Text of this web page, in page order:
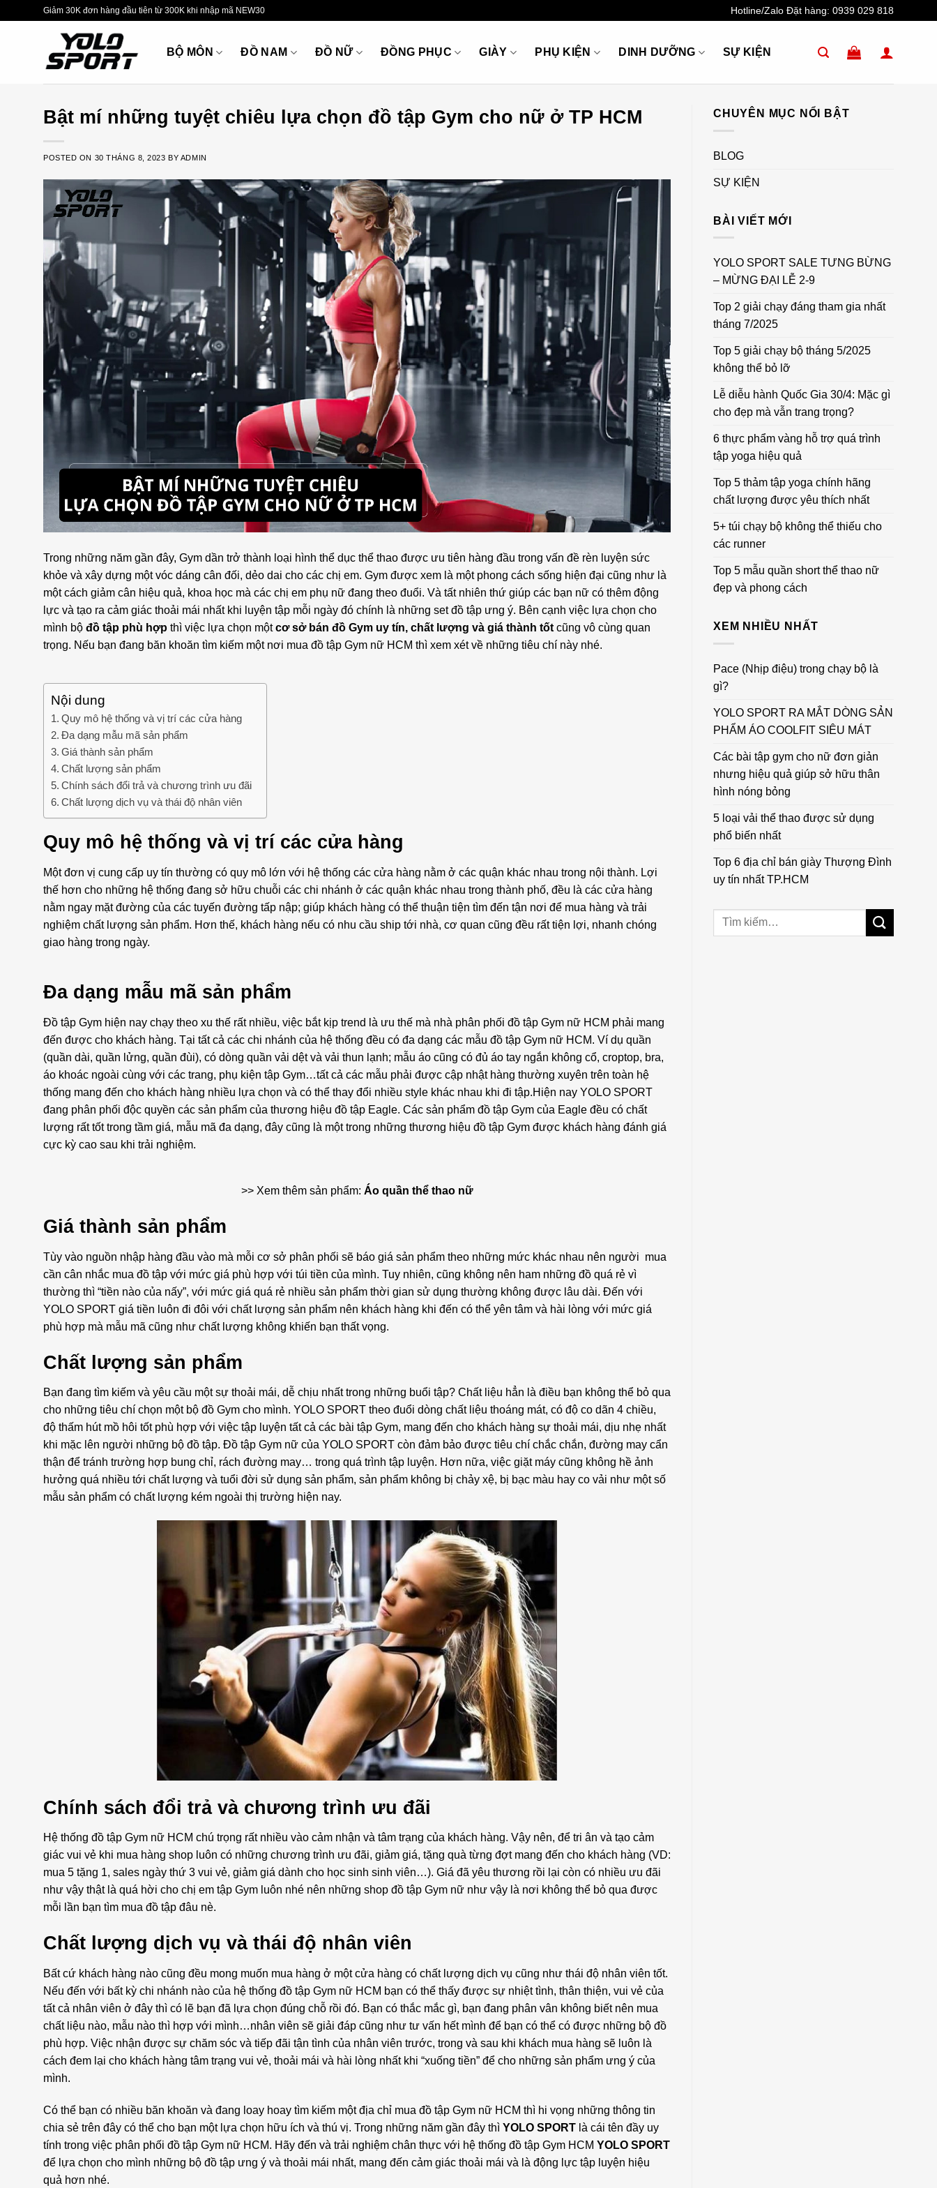
Giảm 30K đơn hàng đầu tiên từ 300K khi nhập mã NEW30 Hotline/Zalo Đặt hàng: 0939 029 818
BỘ MÔN ĐỒ NAM ĐỒ NỮ ĐỒNG PHỤC GIÀY PHỤ KIỆN DINH DƯỠNG SỰ KIỆN
Bật mí những tuyệt chiêu lựa chọn đồ tập Gym cho nữ ở TP HCM
POSTED ON 30 THÁNG 8, 2023 BY ADMIN
Trong những năm gần đây, Gym dần trở thành loại hình thể dục thể thao được ưu tiên hàng đầu trong vấn đề rèn luyện sức
khỏe và xây dựng một vóc dáng cân đối, dẻo dai cho các chị em. Gym được xem là một phong cách sống hiện đại cũng như là
một cách giảm cân hiệu quả, khoa học mà các chị em phụ nữ đang theo đuổi. Và tất nhiên thứ giúp các bạn nữ có thêm động
lực và tạo ra cảm giác thoải mái nhất khi luyện tập mỗi ngày đó chính là những set đồ tập ưng ý. Bên cạnh việc lựa chọn cho
mình bộ đồ tập phù hợp thì việc lựa chọn mộtcơ sở bán đồ Gym uy tín, chất lượng và giá thành tốtcũng vô cùng quan
trọng. Nếu bạn đang băn khoăn tìm kiếm một nơi mua đồ tập Gym nữ HCM thì xem xét về những tiêu chí này nhé.
Nội dung
Quy mô hệ thống và vị trí các cửa hàng
Đa dạng mẫu mã sản phẩm
Giá thành sản phẩm
Chất lượng sản phẩm
Chính sách đổi trả và chương trình ưu đãi
Chất lượng dịch vụ và thái độ nhân viên
Quy mô hệ thống và vị trí các cửa hàng
Một đơn vị cung cấp uy tín thường có quy mô lớn với hệ thống các cửa hàng nằm ở các quận khác nhau trong nội thành. Lợi
thế hơn cho những hệ thống đang sở hữu chuỗi các chi nhánh ở các quận khác nhau trong thành phố, đều là các cửa hàng
nằm ngay mặt đường của các tuyến đường tấp nập; giúp khách hàng có thể thuận tiện tìm đến tận nơi để mua hàng và trải
nghiệm chất lượng sản phẩm. Hơn thế, khách hàng nếu có nhu cầu ship tới nhà, cơ quan cũng đều rất tiện lợi, nhanh chóng
giao hàng trong ngày.
Đa dạng mẫu mã sản phẩm
Đồ tập Gym hiện nay chạy theo xu thế rất nhiều, việc bắt kịp trend là ưu thế mà nhà phân phối đồ tập Gym nữ HCM phải mang
đến được cho khách hàng. Tại tất cả các chi nhánh của hệ thống đều có đa dạng các mẫu đồ tập Gym nữ HCM. Ví dụ quần
(quần dài, quần lửng, quần đùi), có dòng quần vải dệt và vải thun lạnh; mẫu áo cũng có đủ áo tay ngắn không cổ, croptop, bra,
áo khoác ngoài cùng với các trang, phụ kiện tập Gym…tất cả các mẫu phải được cập nhật hàng thường xuyên trên toàn hệ
thống mang đến cho khách hàng nhiều lựa chọn và có thể thay đổi nhiều style khác nhau khi đi tập.Hiện nay YOLO SPORT
đang phân phối độc quyền các sản phẩm của thương hiệu đồ tập Eagle. Các sản phẩm đồ tập Gym của Eagle đều có chất
lượng rất tốt trong tầm giá, mẫu mã đa dạng, đây cũng là một trong những thương hiệu đồ tập Gym được khách hàng đánh giá
cực kỳ cao sau khi trải nghiệm.
>> Xem thêm sản phẩm: Áo quần thể thao nữ
Giá thành sản phẩm
Tùy vào nguồn nhập hàng đầu vào mà mỗi cơ sở phân phối sẽ báo giá sản phẩm theo những mức khác nhau nên người mua
cần cân nhắc mua đồ tập với mức giá phù hợp với túi tiền của mình. Tuy nhiên, cũng không nên ham những đồ quá rẻ vì
thường thì “tiền nào của nấy”, với mức giá quá rẻ nhiều sản phẩm thời gian sử dụng thường không được lâu dài. Đến với
YOLO SPORT giá tiền luôn đi đôi với chất lượng sản phẩm nên khách hàng khi đến có thể yên tâm và hài lòng với mức giá
phù hợp mà mẫu mã cũng như chất lượng không khiến bạn thất vọng.
Chất lượng sản phẩm
Bạn đang tìm kiếm và yêu cầu một sự thoải mái, dễ chịu nhất trong những buổi tập? Chất liệu hẳn là điều bạn không thể bỏ qua
cho những tiêu chí chọn một bộ đồ Gym cho mình. YOLO SPORT theo đuổi dòng chất liệu thoáng mát, có độ co dãn 4 chiều,
độ thấm hút mồ hôi tốt phù hợp với việc tập luyện tất cả các bài tập Gym, mang đến cho khách hàng sự thoải mái, dịu nhẹ nhất
khi mặc lên người những bộ đồ tập. Đồ tập Gym nữ của YOLO SPORT còn đảm bảo được tiêu chí chắc chắn, đường may cẩn
thận để tránh trường hợp bung chỉ, rách đường may… trong quá trình tập luyện. Hơn nữa, việc giặt máy cũng không hề ảnh
hưởng quá nhiều tới chất lượng và tuổi đời sử dụng sản phẩm, sản phẩm không bị chảy xệ, bị bạc màu hay co vải như một số
mẫu sản phẩm có chất lượng kém ngoài thị trường hiện nay.
Chính sách đổi trả và chương trình ưu đãi
Hệ thống đồ tập Gym nữ HCM chú trọng rất nhiều vào cảm nhận và tâm trạng của khách hàng. Vậy nên, để tri ân và tạo cảm
giác vui vẻ khi mua hàng shop luôn có những chương trình ưu đãi, giảm giá, tặng quà từng đợt mang đến cho khách hàng (VD:
mua 5 tặng 1, sales ngày thứ 3 vui vẻ, giảm giá dành cho học sinh sinh viên…). Giá đã yêu thương rồi lại còn có nhiều ưu đãi
như vậy thật là quá hời cho chị em tập Gym luôn nhé nên những shop đồ tập Gym nữ như vậy là nơi không thể bỏ qua được
mỗi lần bạn tìm mua đồ tập đâu nè.
Chất lượng dịch vụ và thái độ nhân viên
Bất cứ khách hàng nào cũng đều mong muốn mua hàng ở một cửa hàng có chất lượng dịch vụ cũng như thái độ nhân viên tốt.
Nếu đến với bất kỳ chi nhánh nào của hệ thống đồ tập Gym nữ HCM bạn có thể thấy được sự nhiệt tình, thân thiện, vui vẻ của
tất cả nhân viên ở đây thì có lẽ bạn đã lựa chọn đúng chỗ rồi đó. Bạn có thắc mắc gì, bạn đang phân vân không biết nên mua
chất liệu nào, mẫu nào thì hợp với mình…nhân viên sẽ giải đáp cũng như tư vấn hết mình để bạn có thể có được những bộ đồ
phù hợp. Việc nhận được sự chăm sóc và tiếp đãi tận tình của nhân viên trước, trong và sau khi khách mua hàng sẽ luôn là
cách đem lại cho khách hàng tâm trạng vui vẻ, thoải mái và hài lòng nhất khi “xuống tiền” để cho những sản phẩm ưng ý của
mình.
Có thể bạn có nhiều băn khoăn và đang loay hoay tìm kiếm một địa chỉ mua đồ tập Gym nữ HCM thì hi vọng những thông tin
chia sẻ trên đây có thể cho bạn một lựa chọn hữu ích và thú vị. Trong những năm gần đây thì YOLO SPORT là cái tên đầy uy
tính trong việc phân phối đồ tập Gym nữ HCM. Hãy đến và trải nghiệm chân thực với hệ thống đồ tập Gym HCM YOLO SPORT
để lựa chọn cho mình những bộ đồ tập ưng ý và thoải mái nhất, mang đến cảm giác thoải mái và là động lực tập luyện hiệu
quả hơn nhé.
CHUYÊN MỤC NỔI BẬT
BLOG
SỰ KIỆN
BÀI VIẾT MỚI
YOLO SPORT SALE TƯNG BỪNG
– MỪNG ĐẠI LỄ 2-9
Top 2 giải chạy đáng tham gia nhất
tháng 7/2025
Top 5 giải chạy bộ tháng 5/2025
không thể bỏ lỡ
Lễ diễu hành Quốc Gia 30/4: Mặc gì
cho đẹp mà vẫn trang trọng?
6 thực phẩm vàng hỗ trợ quá trình
tập yoga hiệu quả
Top 5 thảm tập yoga chính hãng
chất lượng được yêu thích nhất
5+ túi chạy bộ không thể thiếu cho
các runner
Top 5 mẫu quần short thể thao nữ
đẹp và phong cách
XEM NHIỀU NHẤT
Pace (Nhịp điệu) trong chạy bộ là
gì?
YOLO SPORT RA MẮT DÒNG SẢN
PHẨM ÁO COOLFIT SIÊU MÁT
Các bài tập gym cho nữ đơn giản
nhưng hiệu quả giúp sở hữu thân
hình nóng bỏng
5 loại vải thể thao được sử dụng
phổ biến nhất
Top 6 địa chỉ bán giày Thượng Đình
uy tín nhất TP.HCM